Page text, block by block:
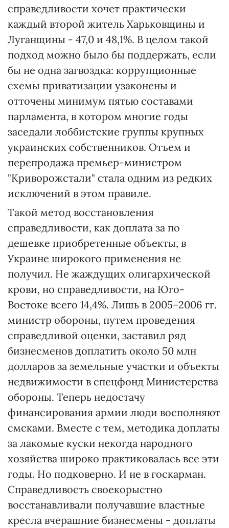
справедливости хочет практически
каждый второй житель Харьковщины и
Луганщины - 47,0 и 48,1%. В целом такой
подход можно было бы поддержать, если
бы не одна загвоздка: коррупционные
схемы приватизации узаконены и
отточены минимум пятью составами
парламента, в котором многие годы
заседали лоббистские группы крупных
украинских собственников. Отъем и
перепродажа премьер-министром
"Криворожстали" стала одним из редких
исключений в этом правиле.
Такой метод восстановления
справедливости, как доплата за по
дешевке приобретенные объекты, в
Украине широкого применения не
получил. Не жаждущих олигархической
крови, но справедливости, на Юго-
Востоке всего 14,4%. Лишь в 2005–2006 гг.
министр обороны, путем проведения
справедливой оценки, заставил ряд
бизнесменов доплатить около 50 млн
долларов за земельные участки и объекты
недвижимости в спецфонд Министерства
обороны. Теперь недостачу
финансирования армии люди восполняют
смсками. Вместе с тем, методика доплаты
за лакомые куски некогда народного
хозяйства широко практиковалась все эти
годы. Но подковерно. И не в госкарман.
Справедливость своекорыстно
восстанавливали получавшие властные
кресла вчерашние бизнесмены - доплаты